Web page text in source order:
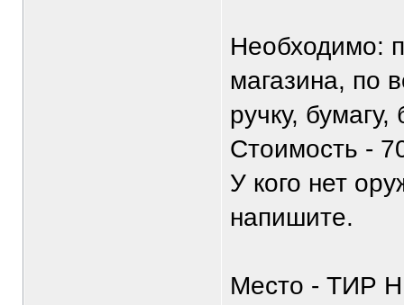
Необходимо:
магазина, по
ручку,
Стоимость -
У кого нет
напишите.
Место - ТИР